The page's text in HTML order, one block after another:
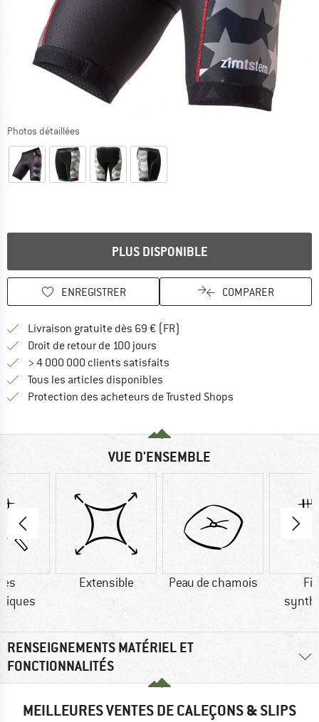
Photos détaillées
PLUS DISPONIBLE
ENREGISTRER COMPARER
Livraison gratuite dès 69 € (FR)
Droit de retour de 100 jours
> 4 000 000 clients satisfaits
Tous les articles disponibles
Protection des acheteurs de Trusted Shops
VUE D'ENSEMBLE
Extensible Peau de chamois
RENSEIGNEMENTS MATÉRIEL ET
FONCTIONNALITÉS
MEILLEURES VENTES DE CALEÇONS & SLIPS